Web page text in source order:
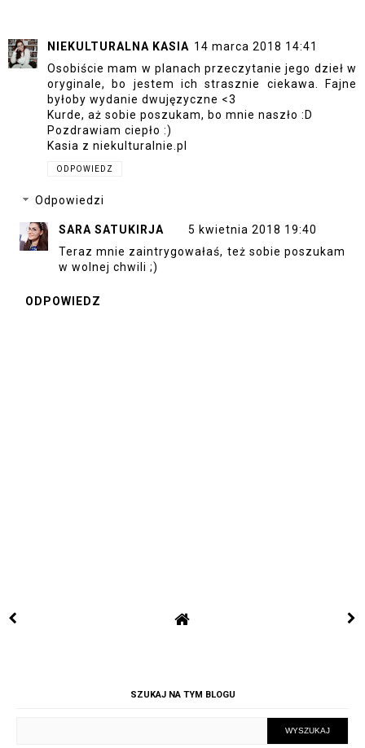
NIEKULTURALNA KASIA 14 marca 2018 14:41
Osobiście mam w planach przeczytanie jego dzieł w
oryginale, bo jestem ich strasznie ciekawa. Fajne
byłoby wydanie dwujęzyczne <3
Kurde, aż sobie poszukam, bo mnie naszło :D
Pozdrawiam ciepło :)
Kasia z niekulturalnie.pl
ODPOWIEDZ
Odpowiedzi
SARA SATUKIRJA
5 kwietnia 2018 19:40
Teraz mnie zaintrygowałaś, też sobie poszukam
w wolnej chwili ;)
ODPOWIEDZ
SZUKAJ NA TYM BLOGU